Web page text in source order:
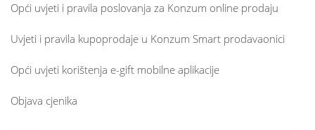
Opći uvjeti i pravila poslovanja za Konzum online prodaju
Uvjeti i pravila kupoprodaje u Konzum Smart prodavaonici
Opći uvjeti korištenja e-gift mobilne aplikacije
Objava cjenika